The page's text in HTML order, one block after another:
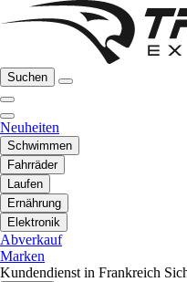
Suchen
Neuheiten
Schwimmen
Fahrräder
Laufen
Ernährung
Elektronik
Abverkauf
Marken
Kundendienst in Frankreich